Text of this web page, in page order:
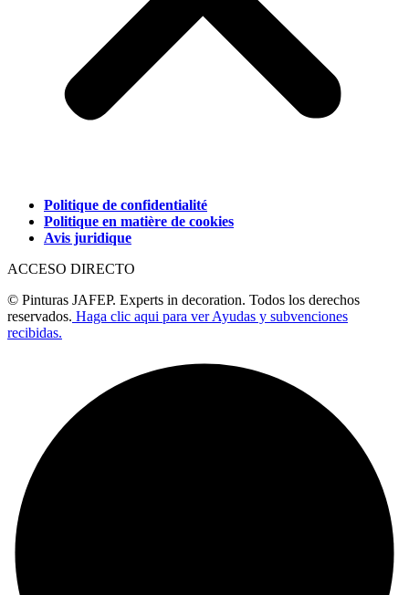
Politique de confidentialité
Politique en matière de cookies
Avis juridique
ACCESO DIRECTO
© Pinturas JAFEP. Experts in decoration. Todos los derechos
reservados. Haga clic aqui para ver Ayudas y subvenciones
recibidas.